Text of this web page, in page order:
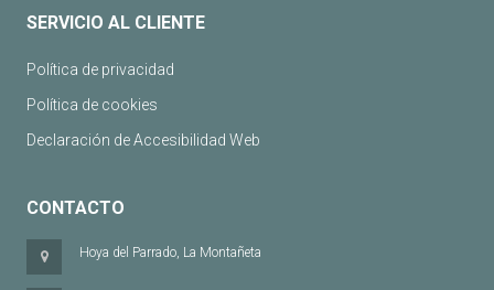
SERVICIO AL CLIENTE
Política de privacidad
Política de cookies
Declaración de Accesibilidad Web
CONTACTO
Hoya del Parrado, La Montañeta